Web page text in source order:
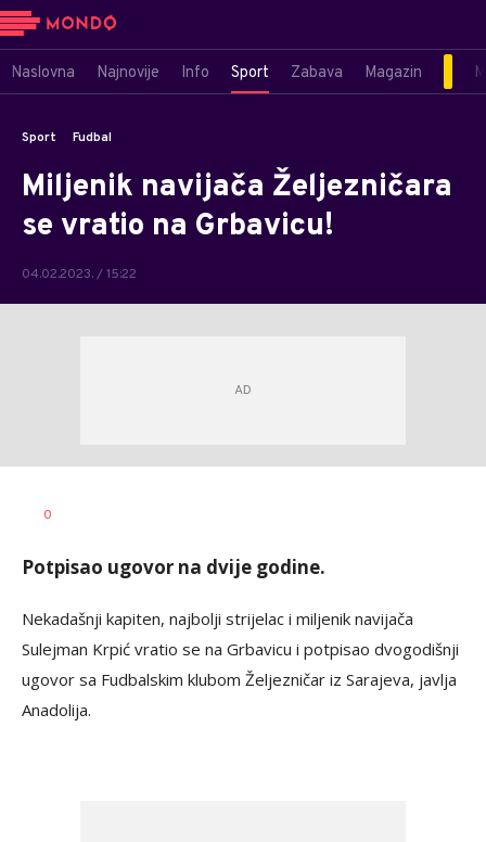
Naslovna Najnovije Info Sport Zabava Magazin
Sport Fudbal
Miljenik navijača Željezničara
se vratio na Grbavicu!
04.02.2023. / 15:22
AUTOR
0
Potpisao ugovor na dvije godine.
Nekadašnji kapiten, najbolji strijelac i miljenik navijača
Sulejman Krpić vratio se na Grbavicu i potpisao dvogodišnji
ugovor sa Fudbalskim klubom Željezničar iz Sarajeva, javlja
Anadolija.